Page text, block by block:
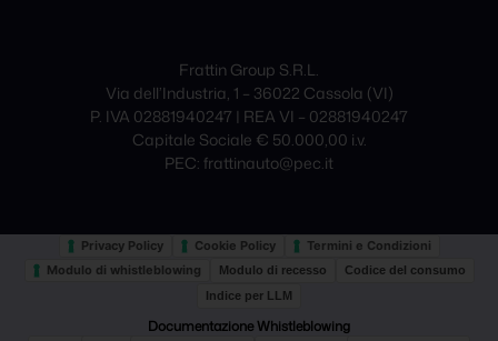
Frattin Group S.R.L.
Via dell’Industria, 1 – 36022 Cassola (VI)
P. IVA 02881940247 | REA VI – 02881940247
Capitale Sociale € 50.000,00 i.v.
PEC: frattinauto@pec.it
Privacy Policy Cookie Policy
Termini e Condizioni
Modulo di whistleblowing
Modulo di recesso
Codice del consumo
Indice per LLM
Documentazione Whistleblowing